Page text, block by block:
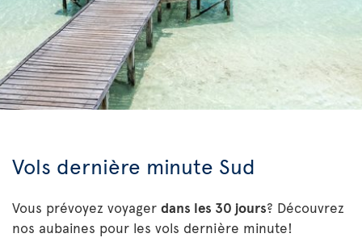
Vols dernière minute Sud
Vous prévoyez voyager dans les 30 jours? Découvrez
nos aubaines pour les vols dernière minute!